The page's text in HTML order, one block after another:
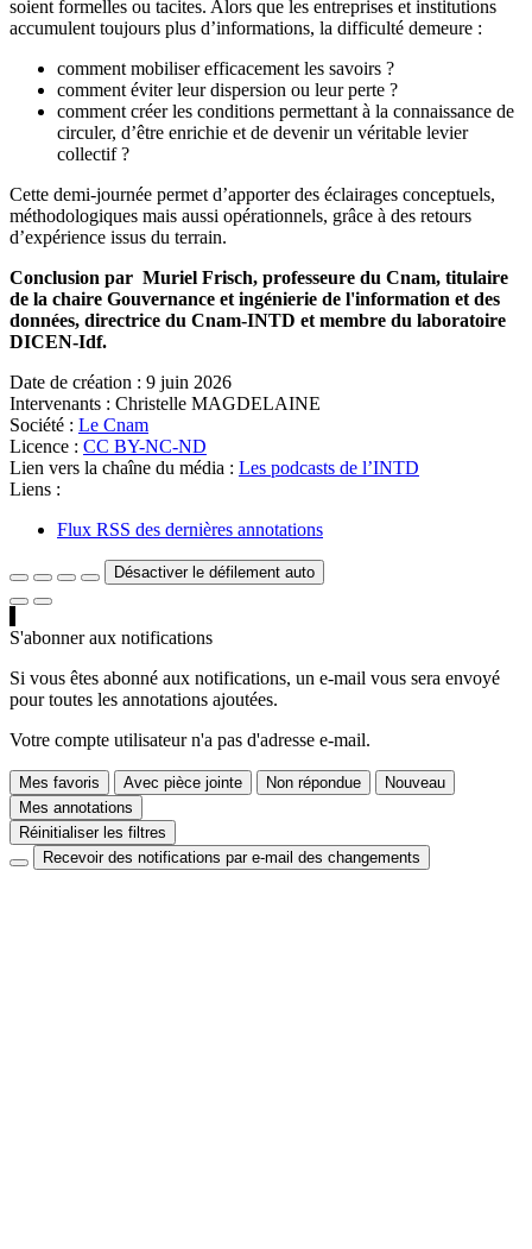
soient formelles ou tacites. Alors que les entreprises et institutions
accumulent toujours plus d’informations, la difficulté demeure :
comment mobiliser efficacement les savoirs ?
comment éviter leur dispersion ou leur perte ?
comment créer les conditions permettant à la connaissance de
circuler, d’être enrichie et de devenir un véritable levier
collectif ?
Cette demi‑journée permet d’apporter des éclairages conceptuels,
méthodologiques mais aussi opérationnels, grâce à des retours
d’expérience issus du terrain.
Conclusion par Muriel Frisch, professeure du Cnam, titulaire
de la chaire Gouvernance et ingénierie de l'information et des
données, directrice du Cnam-INTD et membre du laboratoire
DICEN-Idf.
Date de création : 9 juin 2026
Intervenants : Christelle MAGDELAINE
Société : Le Cnam
Licence : CC BY-NC-ND
Lien vers la chaîne du média : Les podcasts de l’INTD
Liens :
Flux RSS des dernières annotations
Désactiver le défilement auto
S'abonner aux notifications
Si vous êtes abonné aux notifications, un e-mail vous sera envoyé
pour toutes les annotations ajoutées.
Votre compte utilisateur n'a pas d'adresse e-mail.
Mes favoris Avec pièce jointe Non répondue
Nouveau
Mes annotations
Réinitialiser les filtres
Recevoir des notifications par e-mail des changements